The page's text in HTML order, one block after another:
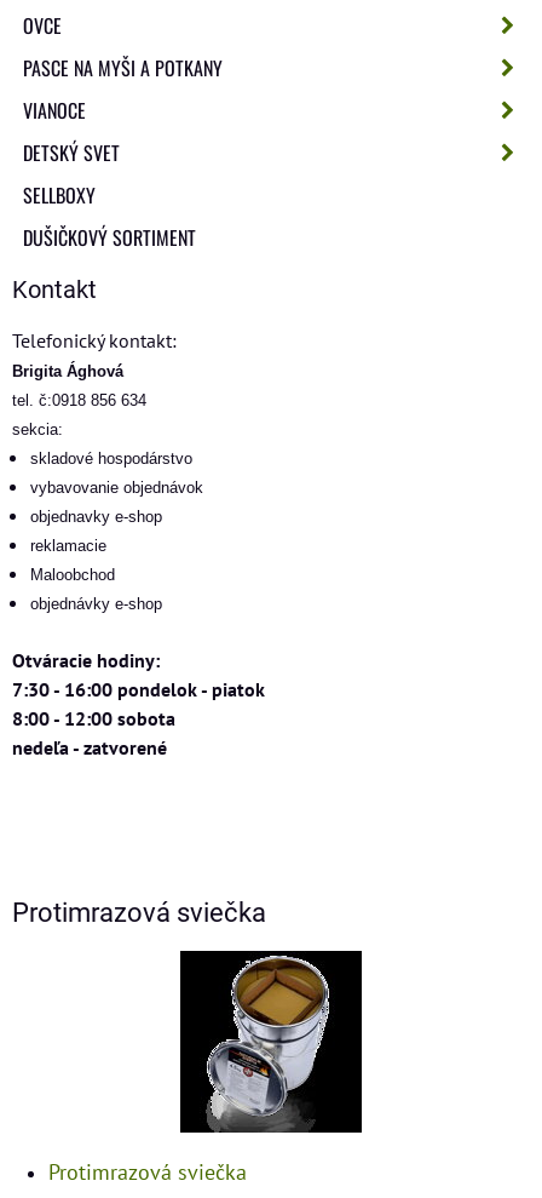
OVCE
PASCE NA MYŠI A POTKANY
VIANOCE
DETSKÝ SVET
SELLBOXY
DUŠIČKOVÝ SORTIMENT
Kontakt
Telefonický kontakt:
Brigita Ághová
tel. č:0918 856 634
sekcia:
skladové hospodárstvo
vybavovanie objednávok
objednavky e-shop
reklamacie
Maloobchod
objednávky e-shop
Otváracie hodiny:
7:30 - 16:00 pondelok - piatok
8:00 - 12:00 sobota
nedeľa - zatvorené
Protimrazová sviečka
Protimrazová sviečka